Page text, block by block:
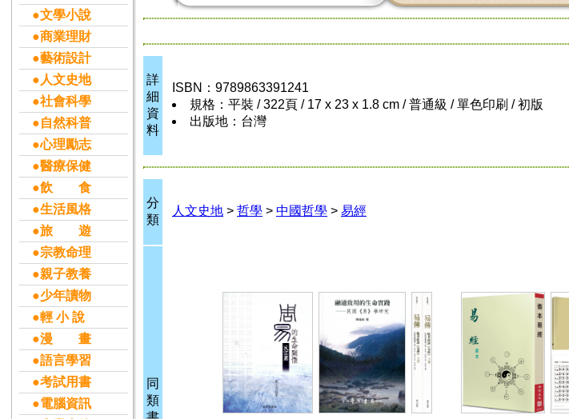
●文學小說
●商業理財
●藝術設計
●人文史地
●社會科學
●自然科普
●心理勵志
●醫療保健
●飲 食
●生活風格
●旅 遊
●宗教命理
●親子教養
●少年讀物
●輕 小 說
●漫 畫
●語言學習
●考試用書
●電腦資訊
詳
細
資
料
ISBN：9789863391241
規格：平裝 / 322頁 / 17 x 23 x 1.8 cm / 普通級 / 單色印刷 / 初版
出版地：台灣
分
類
人文史地 > 哲學 > 中國哲學 > 易經
同
類